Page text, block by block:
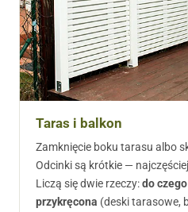
Taras i balkon
Zamknięcie boku tarasu albo
Odcinki są krótkie —
Liczą się dwie rzeczy:do
przykręcona (deski tarasowe,